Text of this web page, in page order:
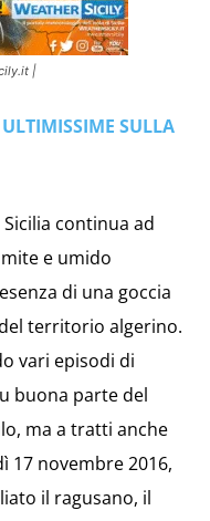
|
SULLA
continua ad
e umido
di una goccia
territorio algerino.
vari episodi di
buona parte del
ma a tratti anche
17 novembre 2016,
il ragusano, il